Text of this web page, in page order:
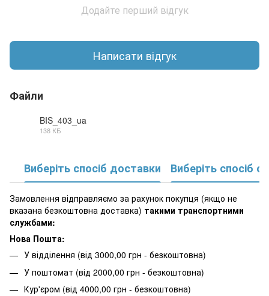
Додайте перший відгук
Написати відгук
Файли
BIS_403_ua
138 КБ
Виберіть спосіб доставки Виберіть спосіб
Замовлення відправляємо за рахунок покупця (якщо не
вказана безкоштовна доставка) такими транспортними
службами:
Нова Пошта:
У відділення (від 3000,00 грн - безкоштовна)
У поштомат (від 2000,00 грн - безкоштовна)
Кур'єром (від 4000,00 грн - безкоштовна)